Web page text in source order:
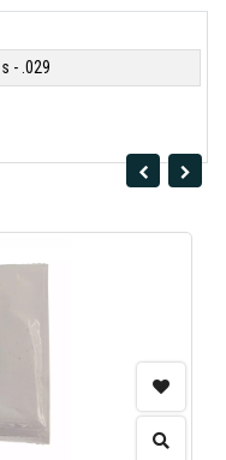
- .029